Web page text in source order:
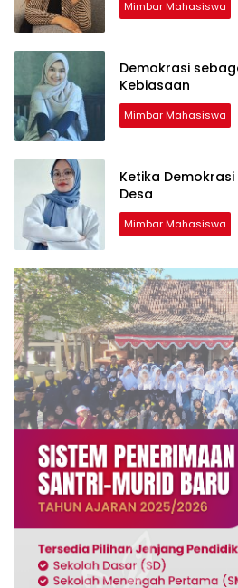
Mimbar Mahasiswa
Demokrasi
Kebiasaan
Mimbar Mahasiswa
Ketika Demokrasi
Desa
Mimbar Mahasiswa